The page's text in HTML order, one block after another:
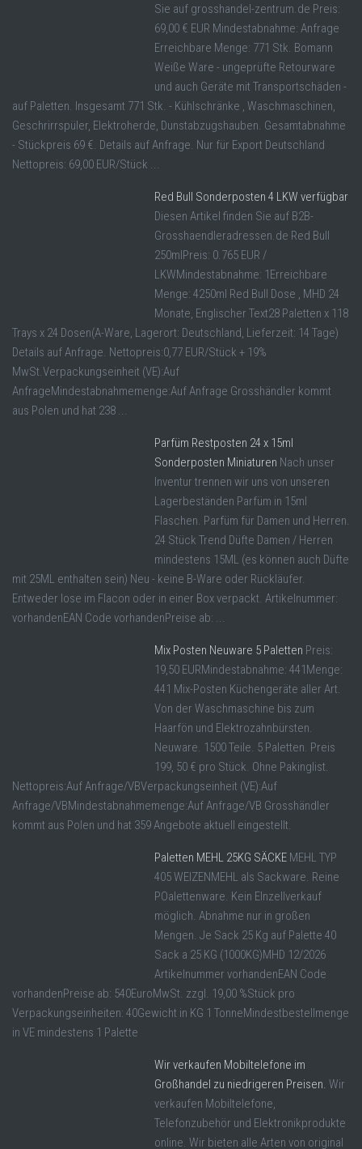
Sie auf grosshandel-zentrum.de Preis:
69,00 € EUR Mindestabnahme: Anfrage
Erreichbare Menge: 771 Stk. Bomann
Weiße Ware - ungeprüfte Retourware
und auch Geräte mit Transportschäden -
auf Paletten. Insgesamt 771 Stk. - Kühlschränke , Waschmaschinen,
Geschrirrspüler, Elektroherde, Dunstabzugshauben. Gesamtabnahme
- Stückpreis 69 €. Details auf Anfrage. Nur für Export Deutschland
Nettopreis: 69,00 EUR/Stück ...
Red Bull Sonderposten 4 LKW verfügbar
Diesen Artikel finden Sie auf B2B-
Grosshaendleradressen.de Red Bull
250mlPreis: 0.765 EUR /
LKWMindestabnahme: 1Erreichbare
Menge: 4250ml Red Bull Dose , MHD 24
Monate, Englischer Text28 Paletten x 118
Trays x 24 Dosen(A-Ware, Lagerort: Deutschland, Lieferzeit: 14 Tage)
Details auf Anfrage. Nettopreis:0,77 EUR/Stück + 19%
MwSt.Verpackungseinheit (VE):Auf
AnfrageMindestabnahmemenge:Auf Anfrage Grosshändler kommt
aus Polen und hat 238 ...
Parfüm Restposten 24 x 15ml
Sonderposten Miniaturen Nach unser
Inventur trennen wir uns von unseren
Lagerbeständen Parfüm in 15ml
Flaschen. Parfüm für Damen und Herren.
24 Stück Trend Düfte Damen / Herren
mindestens 15ML (es können auch Düfte
mit 25ML enthalten sein) Neu - keine B-Ware oder Rückläufer.
Entweder lose im Flacon oder in einer Box verpackt. Artikelnummer:
vorhandenEAN Code vorhandenPreise ab: ...
Mix Posten Neuware 5 Paletten Preis:
19,50 EURMindestabnahme: 441Menge:
441 Mix-Posten Küchengeräte aller Art.
Von der Waschmaschine bis zum
Haarfön und Elektrozahnbürsten.
Neuware. 1500 Teile. 5 Paletten. Preis
199, 50 € pro Stück. Ohne Pakinglist.
Nettopreis:Auf Anfrage/VBVerpackungseinheit (VE):Auf
Anfrage/VBMindestabnahmemenge:Auf Anfrage/VB Grosshändler
kommt aus Polen und hat 359 Angebote aktuell eingestellt.
Paletten MEHL 25KG SÄCKE MEHL TYP
405 WEIZENMEHL als Sackware. Reine
POalettenware. Kein EInzellverkauf
möglich. Abnahme nur in großen
Mengen. Je Sack 25 Kg auf Palette 40
Sack a 25 KG (1000KG)MHD 12/2026
Artikelnummer vorhandenEAN Code
vorhandenPreise ab: 540EuroMwSt. zzgl. 19,00 %Stück pro
Verpackungseinheiten: 40Gewicht in KG 1 TonneMindestbestellmenge
in VE mindestens 1 Palette
Wir verkaufen Mobiltelefone im
Großhandel zu niedrigeren Preisen. Wir
verkaufen Mobiltelefone,
Telefonzubehör und Elektronikprodukte
online. Wir bieten alle Arten von original